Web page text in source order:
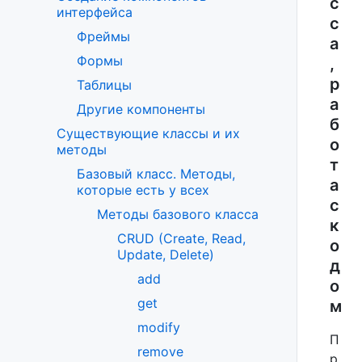
интерфейса
Фреймы
Формы
Таблицы
Другие компоненты
Существующие классы и их
методы
Базовый класс. Методы,
которые есть у всех
Методы базового класса
CRUD (Create, Read,
Update, Delete)
add
get
modify
remove
с
а
,
р
а
б
о
т
а
с
к
о
д
о
м
П
р